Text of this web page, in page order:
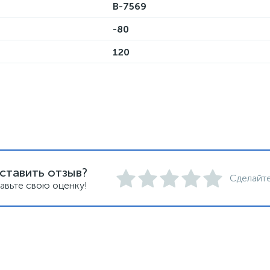
B-7569
-80
120
отзыв?
свою оценку!